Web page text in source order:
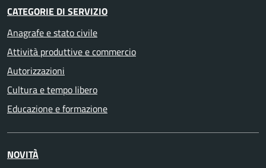
CATEGORIE DI SERVIZIO
Anagrafe e stato civile
Attività produttive e commercio
Autorizzazioni
Cultura e tempo libero
Educazione e formazione
NOVITÀ